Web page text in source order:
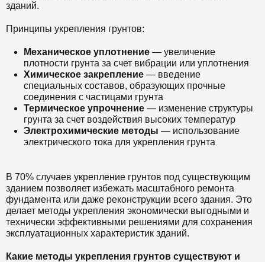
зданий.
Принципы укрепления грунтов:
Механическое уплотнение — увеличение
плотности грунта за счет вибрации или уплотнения
Химическое закрепление — введение
специальных составов, образующих прочные
соединения с частицами грунта
Термическое упрочнение — изменение структуры
грунта за счет воздействия высоких температур
Электрохимические методы — использование
электрического тока для укрепления грунта
В 70% случаев укрепление грунтов под существующим
зданием позволяет избежать масштабного ремонта
фундамента или даже реконструкции всего здания. Это
делает методы укрепления экономически выгодными и
технически эффективными решениями для сохранения
эксплуатационных характеристик зданий.
Какие методы укрепления грунтов существуют и